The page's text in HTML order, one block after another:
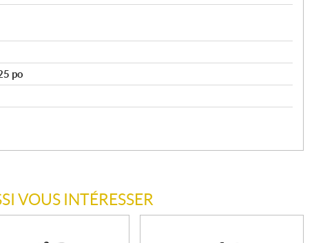
po
VOUS INTÉRESSER